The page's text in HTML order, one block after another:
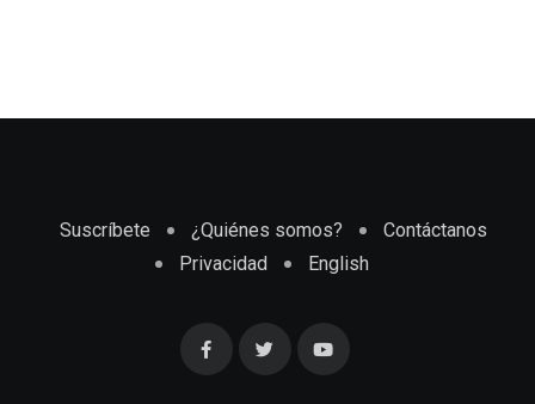
Suscríbete ¿Quiénes somos?
Contáctanos
Privacidad
English